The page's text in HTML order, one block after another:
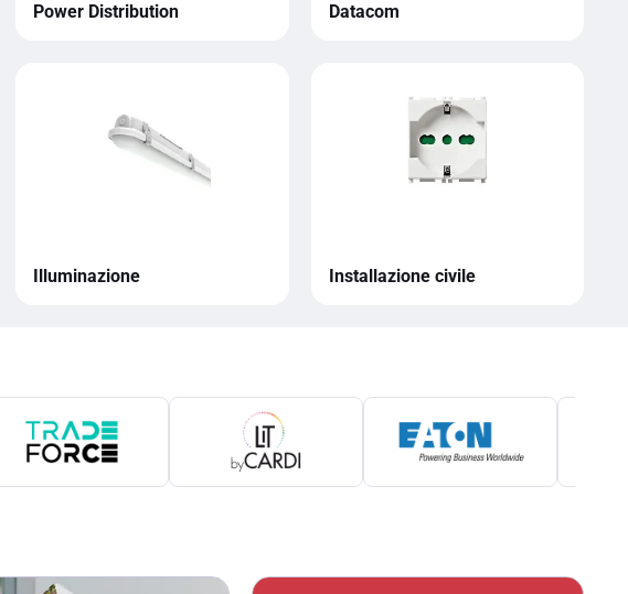
Power Distribution
Datacom
Illuminazione Installazione civile